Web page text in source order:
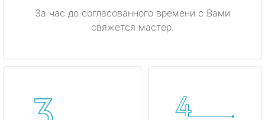
За час до согласованного времени с Вами
свяжется мастер.